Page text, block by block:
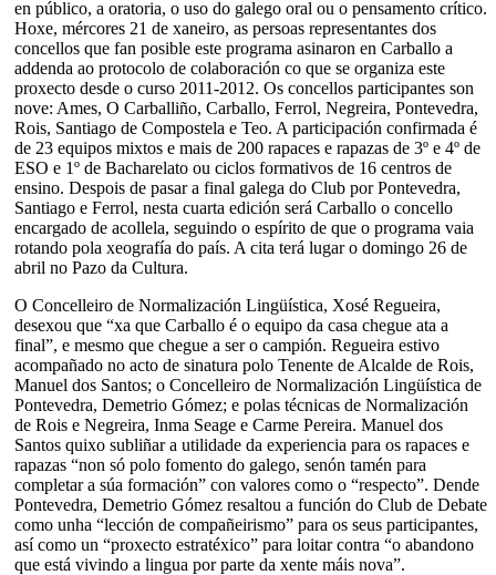
en público, a oratoria, o uso do galego oral ou o pensamento crítico.
Hoxe, mércores 21 de xaneiro, as persoas representantes dos
concellos que fan posible este programa asinaron en Carballo a
addenda ao protocolo de colaboración co que se organiza este
proxecto desde o curso 2011-2012. Os concellos participantes son
nove: Ames, O Carballiño, Carballo, Ferrol, Negreira, Pontevedra,
Rois, Santiago de Compostela e Teo. A participación confirmada é
de 23 equipos mixtos e mais de 200 rapaces e rapazas de 3º e 4º de
ESO e 1º de Bacharelato ou ciclos formativos de 16 centros de
ensino. Despois de pasar a final galega do Club por Pontevedra,
Santiago e Ferrol, nesta cuarta edición será Carballo o concello
encargado de acollela, seguindo o espírito de que o programa vaia
rotando pola xeografía do país. A cita terá lugar o domingo 26 de
abril no Pazo da Cultura.
O Concelleiro de Normalización Lingüística, Xosé Regueira,
desexou que “xa que Carballo é o equipo da casa chegue ata a
final”, e mesmo que chegue a ser o campión. Regueira estivo
acompañado no acto de sinatura polo Tenente de Alcalde de Rois,
Manuel dos Santos; o Concelleiro de Normalización Lingüística de
Pontevedra, Demetrio Gómez; e polas técnicas de Normalización
de Rois e Negreira, Inma Seage e Carme Pereira. Manuel dos
Santos quixo subliñar a utilidade da experiencia para os rapaces e
rapazas “non só polo fomento do galego, senón tamén para
completar a súa formación” con valores como o “respecto”. Dende
Pontevedra, Demetrio Gómez resaltou a función do Club de Debate
como unha “lección de compañeirismo” para os seus participantes,
así como un “proxecto estratéxico” para loitar contra “o abandono
que está vivindo a lingua por parte da xente máis nova”.